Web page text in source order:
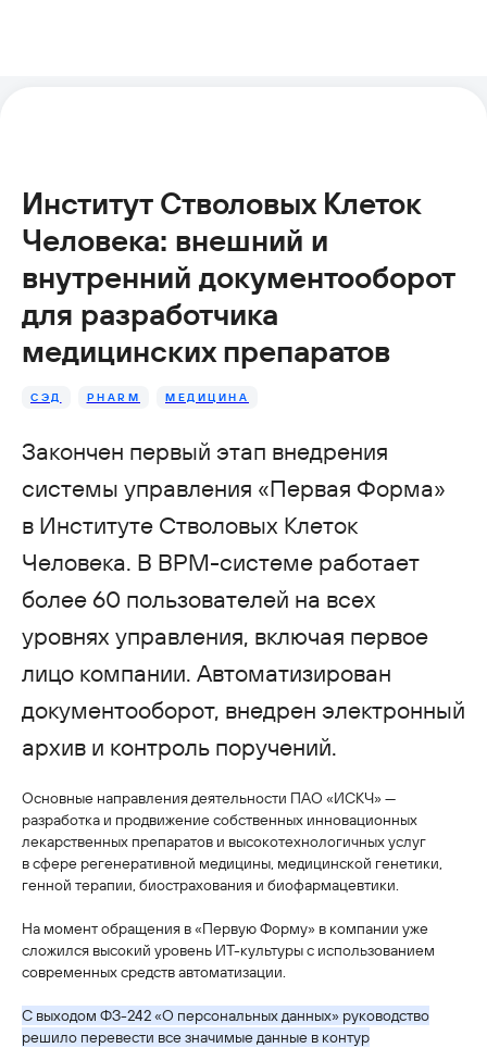
Институт Стволовых Клеток
Человека: внешний и
внутренний документооборот
для разработчика
медицинских препаратов
СЭД PHARM МЕДИЦИНА
Закончен первый этап внедрения
системы управления «Первая Форма»
в Институте Стволовых Клеток
Человека. В BPM-системе работает
более 60 пользователей на всех
уровнях управления, включая первое
лицо компании. Автоматизирован
документооборот, внедрен электронный
архив и контроль поручений.
Основные направления деятельности ПАО «ИСКЧ» —
разработка и продвижение собственных инновационных
лекарственных препаратов и высокотехнологичных услуг
в сфере регенеративной медицины, медицинской генетики,
генной терапии, биострахования и биофармацевтики.
На момент обращения в «Первую Форму» в компании уже
сложился высокий уровень ИТ-культуры с использованием
современных средств автоматизации.
С выходом ФЗ-242 «О персональных данных» руководство
решило перевести все значимые данные в контур